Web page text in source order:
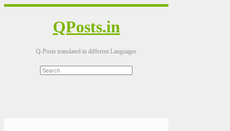
QPosts.in
Q-Posts translated in different Languages